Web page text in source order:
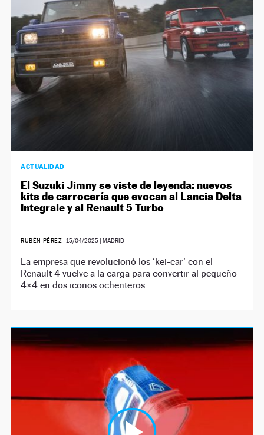
NEWSLETTER
SÍGUENOS
ACTUALIDAD
El Suzuki Jimny se viste de leyenda: nuevos
kits de carrocería que evocan al Lancia Delta
Integrale y al Renault 5 Turbo
RUBÉN PÉREZ | 15/04/2025 | MADRID
La empresa que revolucionó los ‘kei-car’ con el
Renault 4 vuelve a la carga para convertir al pequeño
4×4 en dos iconos ochenteros.